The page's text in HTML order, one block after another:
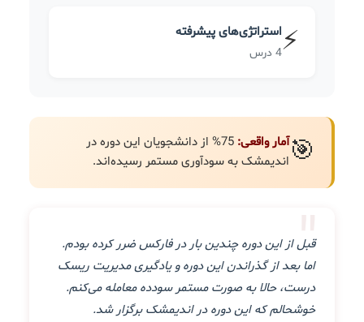
⚡استراتژی‌های پیشرفته
4 درس
🎯آمار واقعی:
75% از دانشجویان این دوره در
اندیمشک به سودآوری مستمر رسیده‌اند.
"
قبل از این دوره چندین بار در فارکس ضرر کرده بودم.
اما بعد از گذراندن این دوره و یادگیری مدیریت ریسک
درست، حالا به صورت مستمر سودده معامله می‌کنم.
خوشحالم که این دوره در اندیمشک برگزار شد.